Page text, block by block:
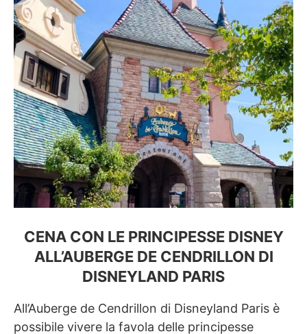
CENA CON LE PRINCIPESSE DISNEY
ALL’AUBERGE DE CENDRILLON DI
DISNEYLAND PARIS
All’Auberge de Cendrillon di Disneyland Paris è
possibile vivere la favola delle principesse